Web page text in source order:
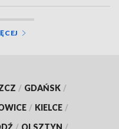
/ GDAŃSK /
/ KIELCE /
/ OLSZTYN /